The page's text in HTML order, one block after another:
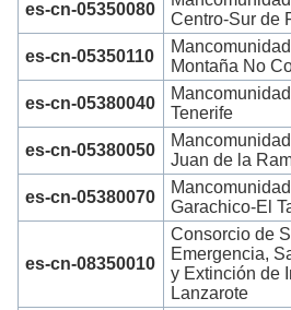
es-cn-05350080
Centro-Sur de
es-cn-05350110
Montaña No
es-cn-05380040
Tenerife
es-cn-05380050
Juan de la
es-cn-05380070
Garachico-El
es-cn-08350010
Consorcio de
Emergencia,
y Extinción de
Lanzarote